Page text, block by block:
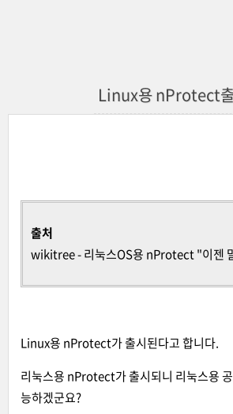
Linux용 nProtect
출처
wikitree-리눅스OS용 nProtect "이젠
Linux용 nProtect가 출시된다고 합니다.
리눅스용 nProtect가 출시되니 리눅스용
능하겠군요?